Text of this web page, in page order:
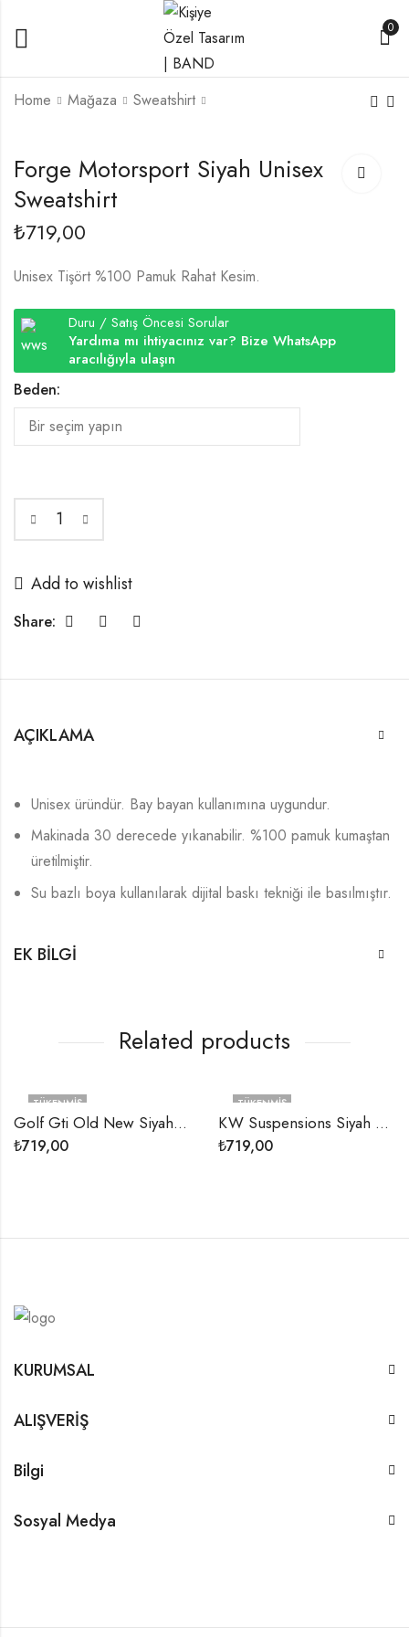
0
Home Mağaza Sweatshirt
Auto Finesse Siyah
Unisex Sweatshirt
Eibach Temalı Siyah
Unisex Sweatshirt
Forge Motorsport Siyah Unisex
Sweatshirt
₺719,00
Unisex Tişört %100 Pamuk Rahat Kesim.
Duru / Satış Öncesi Sorular
Yardıma mı ihtiyacınız var? Bize WhatsApp
aracılığıyla ulaşın
Beden:
Add to wishlist
Share:
AÇIKLAMA
Unisex üründür. Bay bayan kullanımına uygundur.
Makinada 30 derecede yıkanabilir. %100 pamuk kumaştan
üretilmiştir.
Su bazlı boya kullanılarak dijital baskı tekniği ile basılmıştır.
EK BILGI
Related products
TÜKENMIŞ
Golf Gti Old New Siyah Unisex Sweatshirt
₺719,00
TÜKENMIŞ
KW Suspensions Siyah Unisex Sweatshirt
₺719,00
KURUMSAL
ALIŞVERİŞ
Bilgi
Sosyal Medya